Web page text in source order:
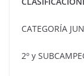
CATEGORÍA
2º y